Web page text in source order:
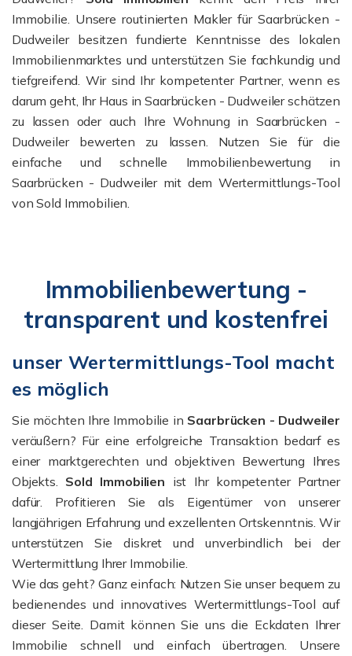
Immobilie. Unsere routinierten Makler für Saarbrücken -
Dudweiler besitzen fundierte Kenntnisse des lokalen
Immobilienmarktes und unterstützen Sie fachkundig und
tiefgreifend. Wir sind Ihr kompetenter Partner, wenn es
darum geht, Ihr Haus in Saarbrücken - Dudweiler schätzen
zu lassen oder auch Ihre Wohnung in Saarbrücken -
Dudweiler bewerten zu lassen. Nutzen Sie für die
einfache und schnelle Immobilienbewertung in
Saarbrücken - Dudweiler mit dem Wertermittlungs-Tool
von Sold Immobilien.
Immobilienbewertung -
transparent und kostenfrei
unser Wertermittlungs-Tool macht
es möglich
Sie möchten Ihre Immobilie in Saarbrücken - Dudweiler
veräußern? Für eine erfolgreiche Transaktion bedarf es
einer marktgerechten und objektiven Bewertung Ihres
Objekts. Sold Immobilien ist Ihr kompetenter Partner
dafür. Profitieren Sie als Eigentümer von unserer
langjährigen Erfahrung und exzellenten Ortskenntnis. Wir
unterstützen Sie diskret und unverbindlich bei der
Wertermittlung Ihrer Immobilie.
Wie das geht? Ganz einfach: Nutzen Sie unser bequem zu
bedienendes und innovatives Wertermittlungs-Tool auf
dieser Seite. Damit können Sie uns die Eckdaten Ihrer
Immobilie schnell und einfach übertragen. Unsere